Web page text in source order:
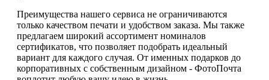
Преимущества нашего сервиса не ограничиваются
только качеством печати и удобством заказа. Мы также
предлагаем широкий ассортимент номиналов
сертификатов, что позволяет подобрать идеальный
вариант для каждого случая. От именных подарков до
корпоративных с собственным дизайном - ФотоПочта